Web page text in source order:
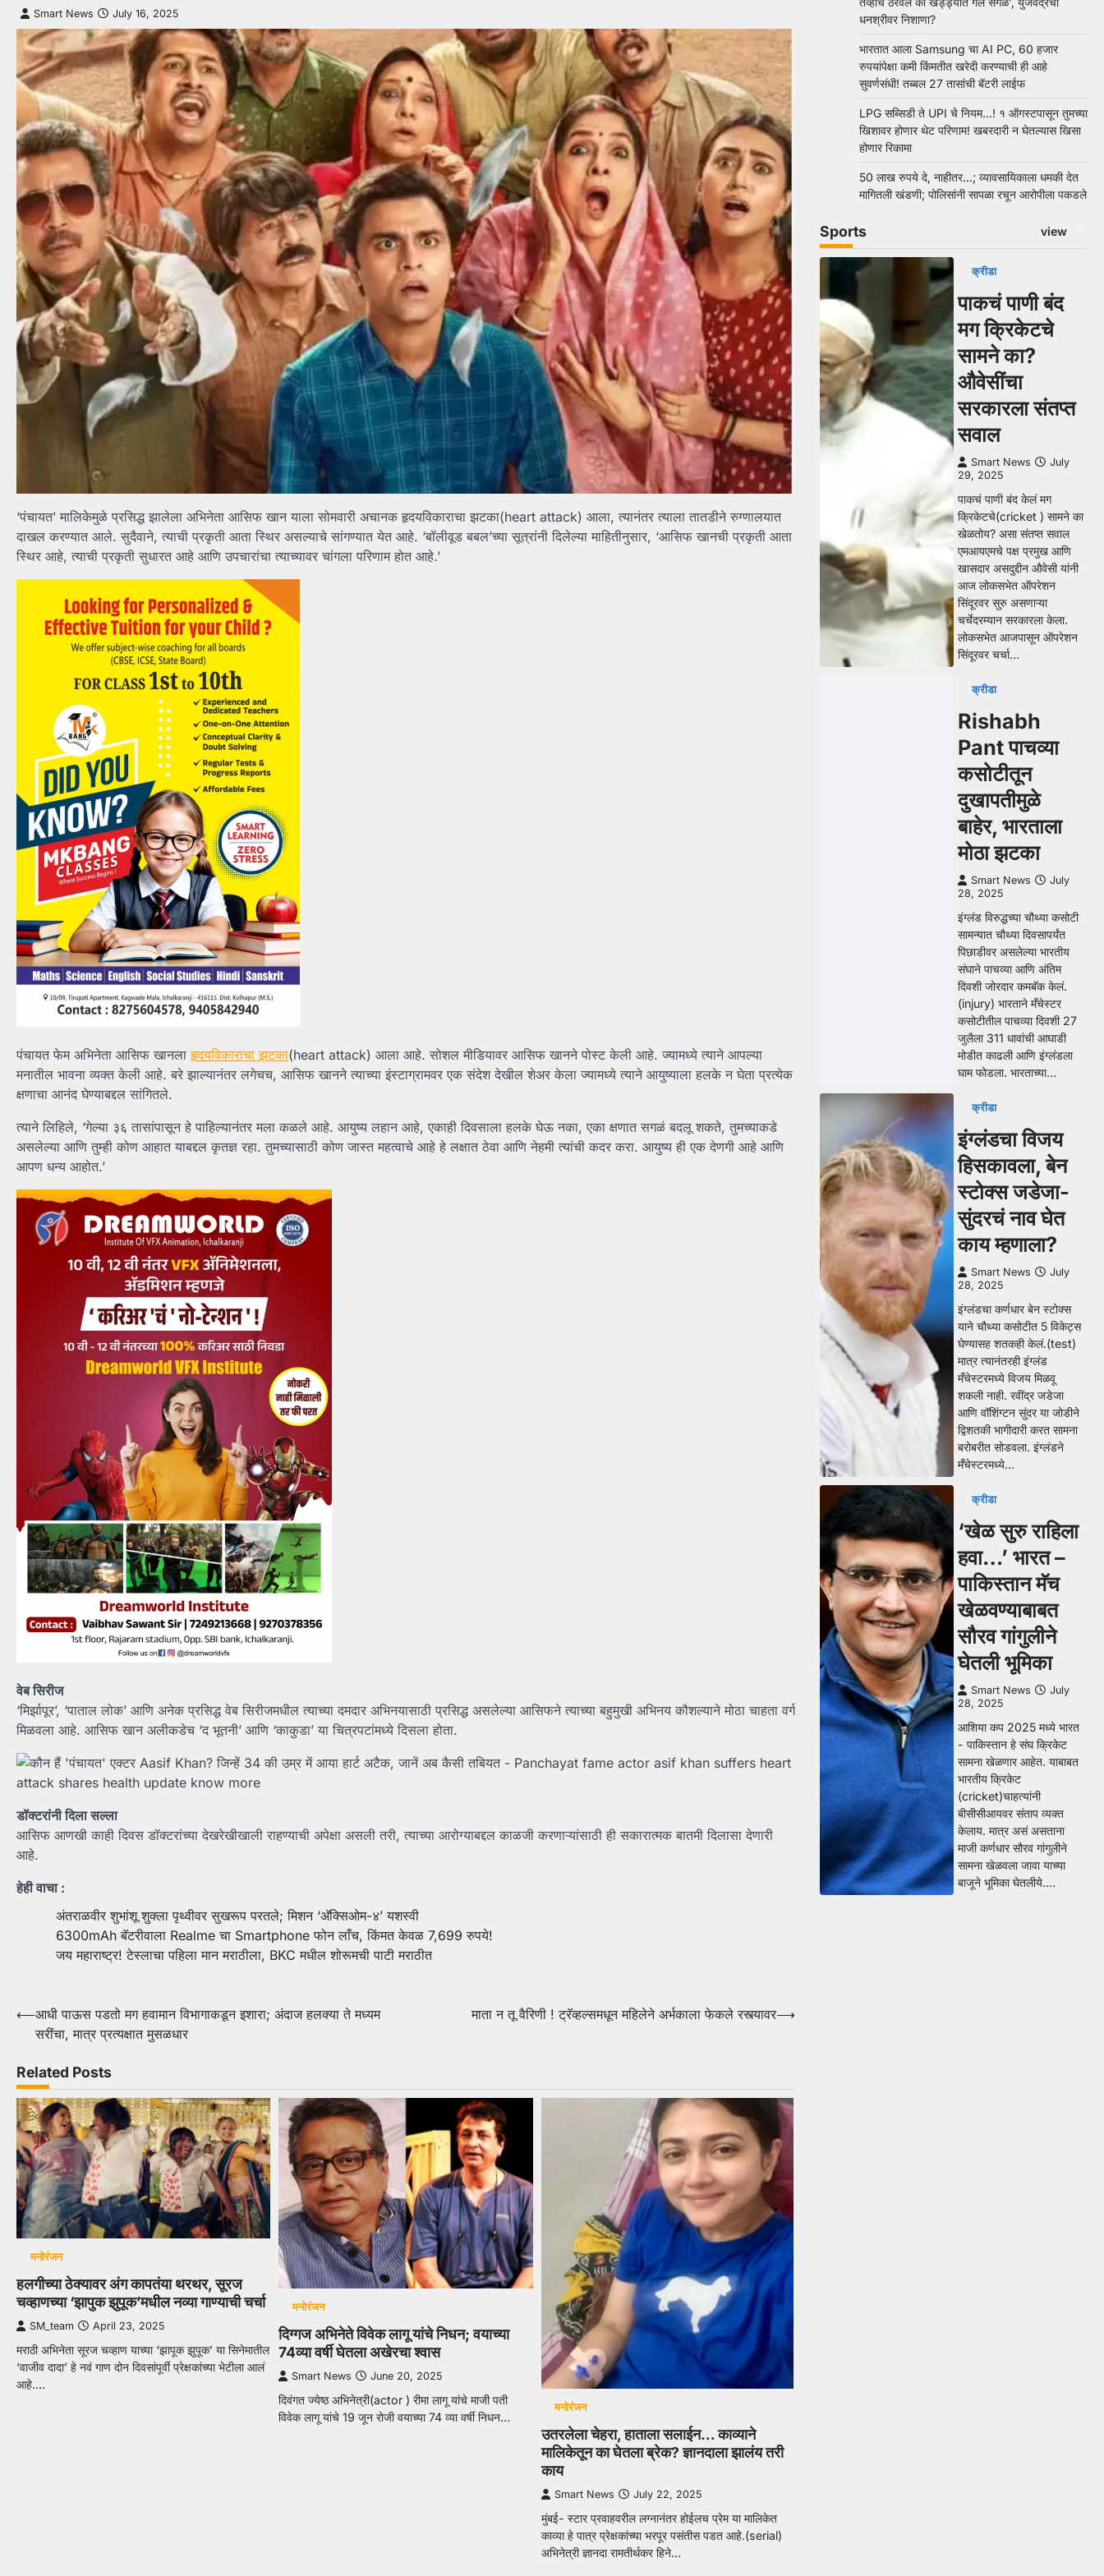
Smart News July 16, 2025
‘पंचायत’ मालिकेमुळे प्रसिद्ध झालेला अभिनेता आसिफ खान याला सोमवारी अचानक हृदयविकाराचा झटका(heart attack) आला, त्यानंतर त्याला तातडीने रुग्णालयात
दाखल करण्यात आले. सुदैवाने, त्याची प्रकृती आता स्थिर असल्याचे सांगण्यात येत आहे. ‘बॉलीवूड बबल’च्या सूत्रांनी दिलेल्या माहितीनुसार, ‘आसिफ खानची प्रकृती आता
स्थिर आहे, त्याची प्रकृती सुधारत आहे आणि उपचारांचा त्याच्यावर चांगला परिणाम होत आहे.’
पंचायत फेम अभिनेता आसिफ खानलाहृदयविकाराचा झटका(heart attack) आला आहे. सोशल मीडियावर आसिफ खानने पोस्ट केली आहे. ज्यामध्ये त्याने आपल्या
मनातील भावना व्यक्त केली आहे. बरे झाल्यानंतर लगेचच, आसिफ खानने त्याच्या इंस्टाग्रामवर एक संदेश देखील शेअर केला ज्यामध्ये त्याने आयुष्याला हलके न घेता प्रत्येक
क्षणाचा आनंद घेण्याबद्दल सांगितले.
त्याने लिहिले, ‘गेल्या ३६ तासांपासून हे पाहिल्यानंतर मला कळले आहे. आयुष्य लहान आहे, एकाही दिवसाला हलके घेऊ नका, एका क्षणात सगळं बदलू शकते, तुमच्याकडे
असलेल्या आणि तुम्ही कोण आहात याबद्दल कृतज्ञ रहा. तुमच्यासाठी कोण जास्त महत्वाचे आहे हे लक्षात ठेवा आणि नेहमी त्यांची कदर करा. आयुष्य ही एक देणगी आहे आणि
आपण धन्य आहोत.’
वेब सिरीज
‘मिर्झापूर’, ‘पाताल लोक’ आणि अनेक प्रसिद्ध वेब सिरीजमधील त्याच्या दमदार अभिनयासाठी प्रसिद्ध असलेल्या आसिफने त्याच्या बहुमुखी अभिनय कौशल्याने मोठा चाहता वर्ग
मिळवला आहे. आसिफ खान अलीकडेच ‘द भूतनी’ आणि ‘काकुडा’ या चित्रपटांमध्ये दिसला होता.
डॉक्टरांनी दिला सल्ला
आसिफ आणखी काही दिवस डॉक्टरांच्या देखरेखीखाली राहण्याची अपेक्षा असली तरी, त्याच्या आरोग्याबद्दल काळजी करणाऱ्यांसाठी ही सकारात्मक बातमी दिलासा देणारी
आहे.
हेही वाचा :
अंतराळवीर शुभांशू शुक्ला पृथ्वीवर सुखरूप परतले; मिशन ‘अ‍ॅक्सिओम-४’ यशस्वी
6300mAh बॅटरीवाला Realme चा Smartphone फोन लाँच, किंमत केवळ 7,699 रुपये!
जय महाराष्ट्र! टेस्लाचा पहिला मान मराठीला, BKC मधील शोरूमची पाटी मराठीत
Post
navigation
⟵आधी पाऊस पडतो मग हवामान विभागाकडून इशारा; अंदाज हलक्या ते मध्यम
सरींचा, मात्र प्रत्यक्षात मुसळधार
माता न तू वैरिणी ! ट्रॅव्हल्समधून महिलेने अर्भकाला फेकले रस्त्यावर⟶
Related Posts
मनोरंजन
हलगीच्या ठेक्यावर अंग कापतंया थरथर, सूरज
चव्हाणच्या ‘झापुक झुपूक’मधील नव्या गाण्याची चर्चा
SM_team April 23, 2025
मराठी अभिनेता सूरज चव्हाण याच्या ‘झापूक झुपूक’ या सिनेमातील
‘वाजीव दादा’ हे नवं गाण दोन दिवसांपूर्वी प्रेक्षकांच्या भेटीला आलं
आहे.…
मनोरंजन
दिग्गज अभिनेते विवेक लागू यांचे निधन; वयाच्या
74व्या वर्षी घेतला अखेरचा श्वास
Smart News June 20, 2025
दिवंगत ज्येष्ठ अभिनेत्री(actor ) रीमा लागू यांचे माजी पती
विवेक लागू यांचे 19 जून रोजी वयाच्या 74 व्या वर्षी निधन…
मनोरंजन
उतरलेला चेहरा, हाताला सलाईन… काव्याने
मालिकेतून का घेतला ब्रेक? ज्ञानदाला झालंय तरी
काय
Smart News July 22, 2025
मुंबई- स्टार प्रवाहवरील लग्नानंतर होईलच प्रेम या मालिकेत
काव्या हे पात्र प्रेक्षकांच्या भरपूर पसंतीस पडत आहे.(serial)
अभिनेत्री ज्ञानदा रामतीर्थकर हिने…
धनश्रीवर निशाणा?
भारतात आला Samsung चा AI PC, 60 हजार
रुपयांपेक्षा कमी किंमतीत खरेदी करण्याची ही आहे
सुवर्णसंधी! तब्बल 27 तासांची बॅटरी लाईफ
LPG सब्सिडी ते UPI चे नियम…! १ ऑगस्टपासून तुमच्या
खिशावर होणार थेट परिणाम! खबरदारी न घेतल्यास खिसा
होणार रिकामा
50 लाख रुपये दे, नाहीतर…; व्यावसायिकाला धमकी देत
मागितली खंडणी; पोलिसांनी सापळा रचून आरोपीला पकडले
Sports view
क्रीडा
पाकचं पाणी बंद
मग क्रिकेटचे
सामने का?
औवेसींचा
सरकारला संतप्त
सवाल
Smart News
July
29, 2025
पाकचं पाणी बंद केलं मग
क्रिकेटचे(cricket ) सामने का
खेळतोय? असा संतप्त सवाल
एमआयएमचे पक्ष प्रमुख आणि
खासदार असदुद्दीन औवेसी यांनी
आज लोकसभेत ऑपरेशन
सिंदूरवर सुरु असणाऱ्या
चर्चेदरम्यान सरकारला केला.
लोकसभेत आजपासून ऑपरेशन
सिंदूरवर चर्चा…
क्रीडा
Rishabh
Pant पाचव्या
कसोटीतून
दुखापतीमुळे
बाहेर, भारताला
मोठा झटका
Smart News
July
28, 2025
इंग्लंड विरुद्धच्या चौथ्या कसोटी
सामन्यात चौथ्या दिवसापर्यंत
पिछाडीवर असलेल्या भारतीय
संघाने पाचव्या आणि अंतिम
दिवशी जोरदार कमबॅक केलं.
(injury) भारताने मँचेस्टर
कसोटीतील पाचव्या दिवशी 27
जुलैला 311 धावांची आघाडी
मोडीत काढली आणि इंग्लंडला
घाम फोडला. भारताच्या…
क्रीडा
इंग्लंडचा विजय
हिसकावला, बेन
स्टोक्स जडेजा-
सुंदरचं नाव घेत
काय म्हणाला?
Smart News
July
28, 2025
इंग्लंडचा कर्णधार बेन स्टोक्स
याने चौथ्या कसोटीत 5 विकेट्स
घेण्यासह शतकही केलं.(test)
मात्र त्यानंतरही इंग्लंड
मँचेस्टरमध्ये विजय मिळवू
शकली नाही. रवींद्र जडेजा
आणि वॉशिंग्टन सुंदर या जोडीने
द्विशतकी भागीदारी करत सामना
बरोबरीत सोडवला. इंग्लंडने
मँचेस्टरमध्ये…
क्रीडा
‘खेळ सुरु राहिला
हवा…’ भारत –
पाकिस्तान मॅच
खेळवण्याबाबत
सौरव गांगुलीने
घेतली भूमिका
Smart News
July
28, 2025
आशिया कप 2025 मध्ये भारत
- पाकिस्तान हे संघ क्रिकेट
सामना खेळणार आहेत. याबाबत
भारतीय क्रिकेट
(cricket)चाहत्यांनी
बीसीसीआयवर संताप व्यक्त
केलाय. मात्र असं असताना
माजी कर्णधार सौरव गांगुलीने
सामना खेळवला जावा याच्या
बाजूने भूमिका घेतलीये.…